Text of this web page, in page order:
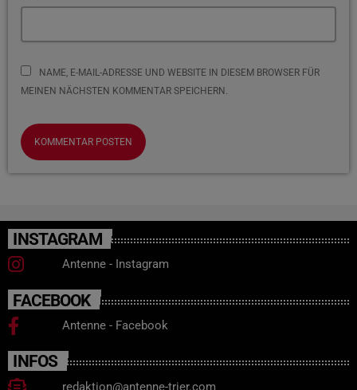
NAME, E-MAIL-ADRESSE UND WEBSITE IN DIESEM BROWSER FÜR
MEINEN NÄCHSTEN KOMMENTAR SPEICHERN.
INSTAGRAM
Antenne - Instagram
FACEBOOK
Antenne - Facebook
INFOS
redaktion@antenne-trier.com